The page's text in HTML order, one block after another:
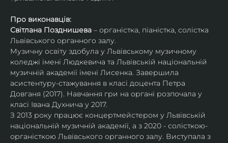
Про виконавців:
Світлана Позднишева – органістка, піаністка, солістка
Львівського органного залу.
Музичну освіту здобула у Львівському музичному
коледжі імені Людкевича та Львівській національній
музичній академії імені Лисенка. Завершила
асистентуру-стажування в класі доцента Петра
Довганя (2017). Навчання гри на органі розпочала у
класі Івана Духнича у 2017.
З 2013 року працює концертмейстером у Львівській
національній музичній академії, а з 2020 - солісткою-
органісткою Львівського органного залу. Виступала з